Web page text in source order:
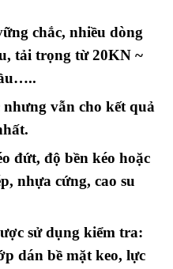
chắc, nhiều dòng
tải trọng từ 20KN ~
vẫn cho kết quả
đứt, độ bền kéo hoặc
nhựa cứng, cao su
sử dụng kiểm tra:
dán bề mặt keo, lực